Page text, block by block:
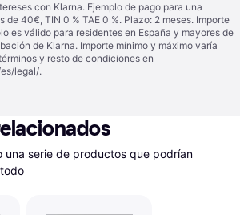
con Klarna. Ejemplo de pago para una
de 40€, TIN 0 % TAE 0 %. Plazo: 2 meses. Importe
es válido para residentes en España y mayores de
de Klarna. Importe mínimo y máximo varía
y resto de condiciones en
legal/.
una serie de productos que podrían